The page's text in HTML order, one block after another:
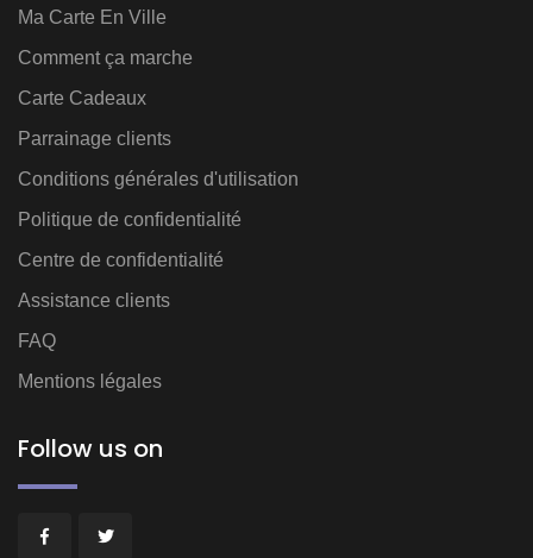
Ma Carte En Ville
Comment ça marche
Carte Cadeaux
Parrainage clients
Conditions générales d'utilisation
Politique de confidentialité
Centre de confidentialité
Assistance clients
FAQ
Mentions légales
Follow us on